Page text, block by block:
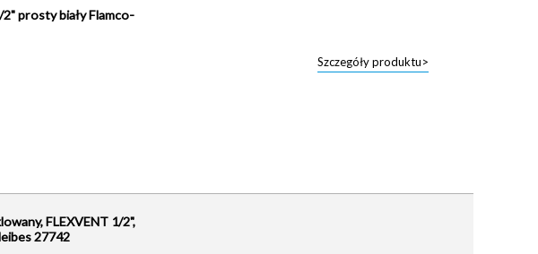
prosty biały Flamco-
Szczegóły produktu>
FLEXVENT 1/2",
27742